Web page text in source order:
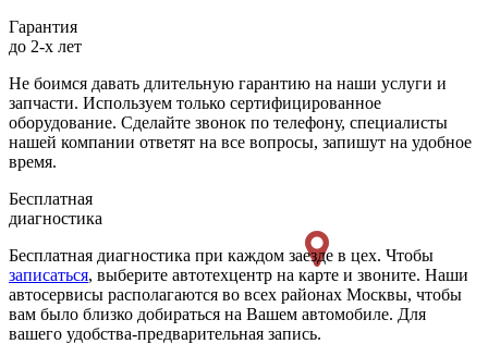
Гарантия
до 2-х лет
Не боимся давать длительную гарантию на наши услуги и
запчасти. Используем только сертифицированное
оборудование. Сделайте звонок по телефону, специалисты
нашей компании ответят на все вопросы, запишут на удобное
время.
Бесплатная
диагностика
Бесплатная диагностика при каждом заезде в цех. Чтобы
записаться, выберите автотехцентр на карте и звоните. Наши
автосервисы располагаются во всех районах Москвы, чтобы
вам было близко добираться на Вашем автомобиле. Для
вашего удобства-предварительная запись.